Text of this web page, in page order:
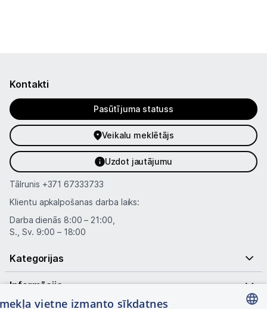
Kontakti
Pasūtījuma statuss
Veikalu meklētājs
Uzdot jautājumu
Tālrunis +371 67333733
Klientu apkalpošanas darba laiks:
Darba dienās 8:00 – 21:00,
S., Sv. 9:00 – 18:00
Kategorijas
Informācija
vietne izmanto sīkdatnes